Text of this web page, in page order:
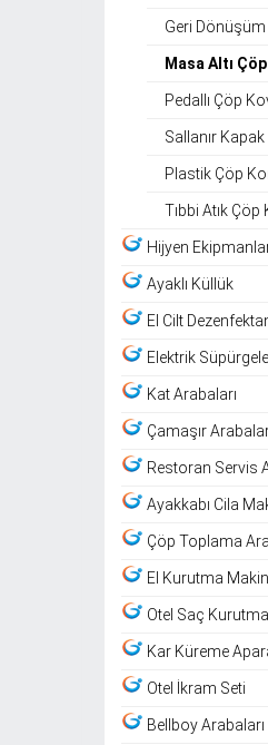
Geri Dönüşüm
Masa Altı
Pedallı Çöp
Sallanır
Plastik Çöp
Tıbbi Atık Çöp
Hijyen
Ayaklı Küllük
El Cilt
Elektrik
Kat Arabaları
Çamaşır
Restoran Servis
Ayakkabı Cila
Çöp Toplama
El Kurutma
Otel Saç
Kar Küreme
Otel İkram Seti
Bellboy Arabaları